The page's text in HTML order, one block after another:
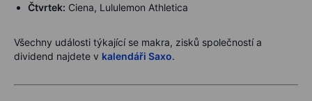
Čtvrtek: Ciena, Lululemon Athletica
Všechny události týkající se makra, zisků společností a
dividend najdete v kalendáři Saxo.